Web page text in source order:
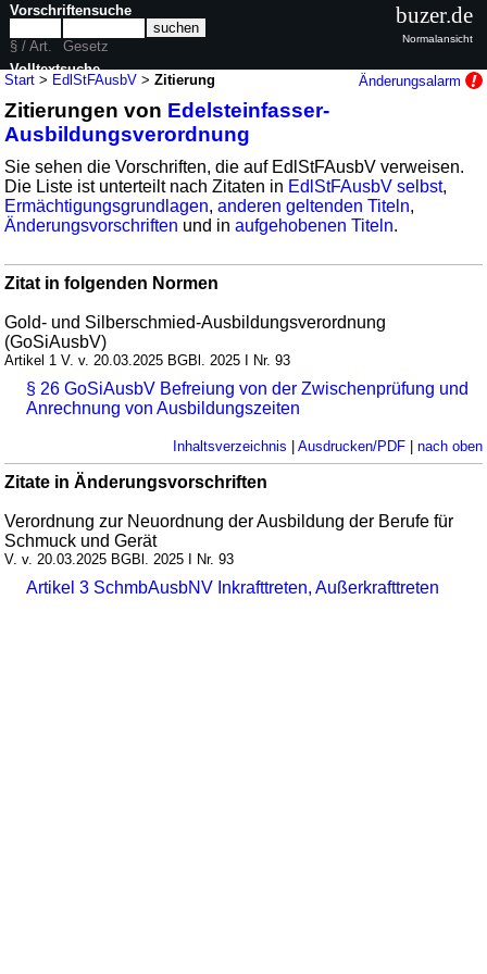
Start > EdlStFAusbV >Zitierung Änderungsalarm
Zitierungen von Edelsteinfasser-
Ausbildungsverordnung
Sie sehen die Vorschriften, die auf EdlStFAusbV verweisen.
Die Liste ist unterteilt nach Zitaten in EdlStFAusbV selbst,
Ermächtigungsgrundlagen,anderen geltenden Titeln,
Änderungsvorschriften und inaufgehobenen Titeln.
Zitat in folgenden Normen
Gold- und Silberschmied-Ausbildungsverordnung
(GoSiAusbV)
Artikel 1 V. v. 20.03.2025 BGBl. 2025 I Nr. 93
§ 26 GoSiAusbV Befreiung von der Zwischenprüfung und
Anrechnung von Ausbildungszeiten
Inhaltsverzeichnis | Ausdrucken/PDF| nach oben
Zitate in Änderungsvorschriften
Verordnung zur Neuordnung der Ausbildung der Berufe für
Schmuck und Gerät
V. v. 20.03.2025 BGBl. 2025 I Nr. 93
Artikel 3 SchmbAusbNV Inkrafttreten, Außerkrafttreten
Vorschriftensuche
§ / Art.
Gesetz
Volltextsuche
nur in EdlStFAusbV
buzer.de
Normalansicht